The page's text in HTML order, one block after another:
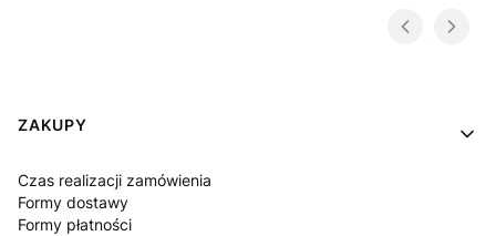
Linki w stopce
ZAKUPY
Czas realizacji zamówienia
Formy dostawy
Formy płatności